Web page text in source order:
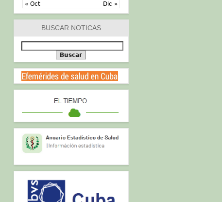
« Oct Dic »
BUSCAR NOTICAS